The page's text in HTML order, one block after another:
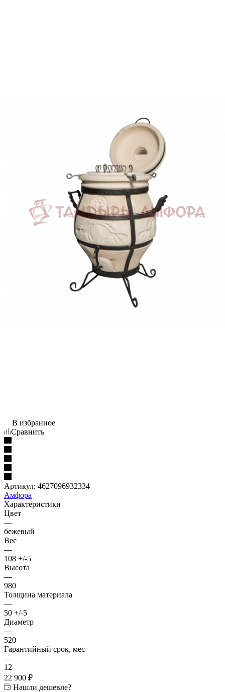
В избранное
Сравнить
Артикул: 4627096932334
Амфора
Характеристики
Цвет
—
бежевый
Вес
—
108 +/-5
Высота
—
980
Толщина материала
—
50 +/-5
Диаметр
—
520
Гарантийный срок, мес
—
12
22 900 ₽
Нашли дешевле?